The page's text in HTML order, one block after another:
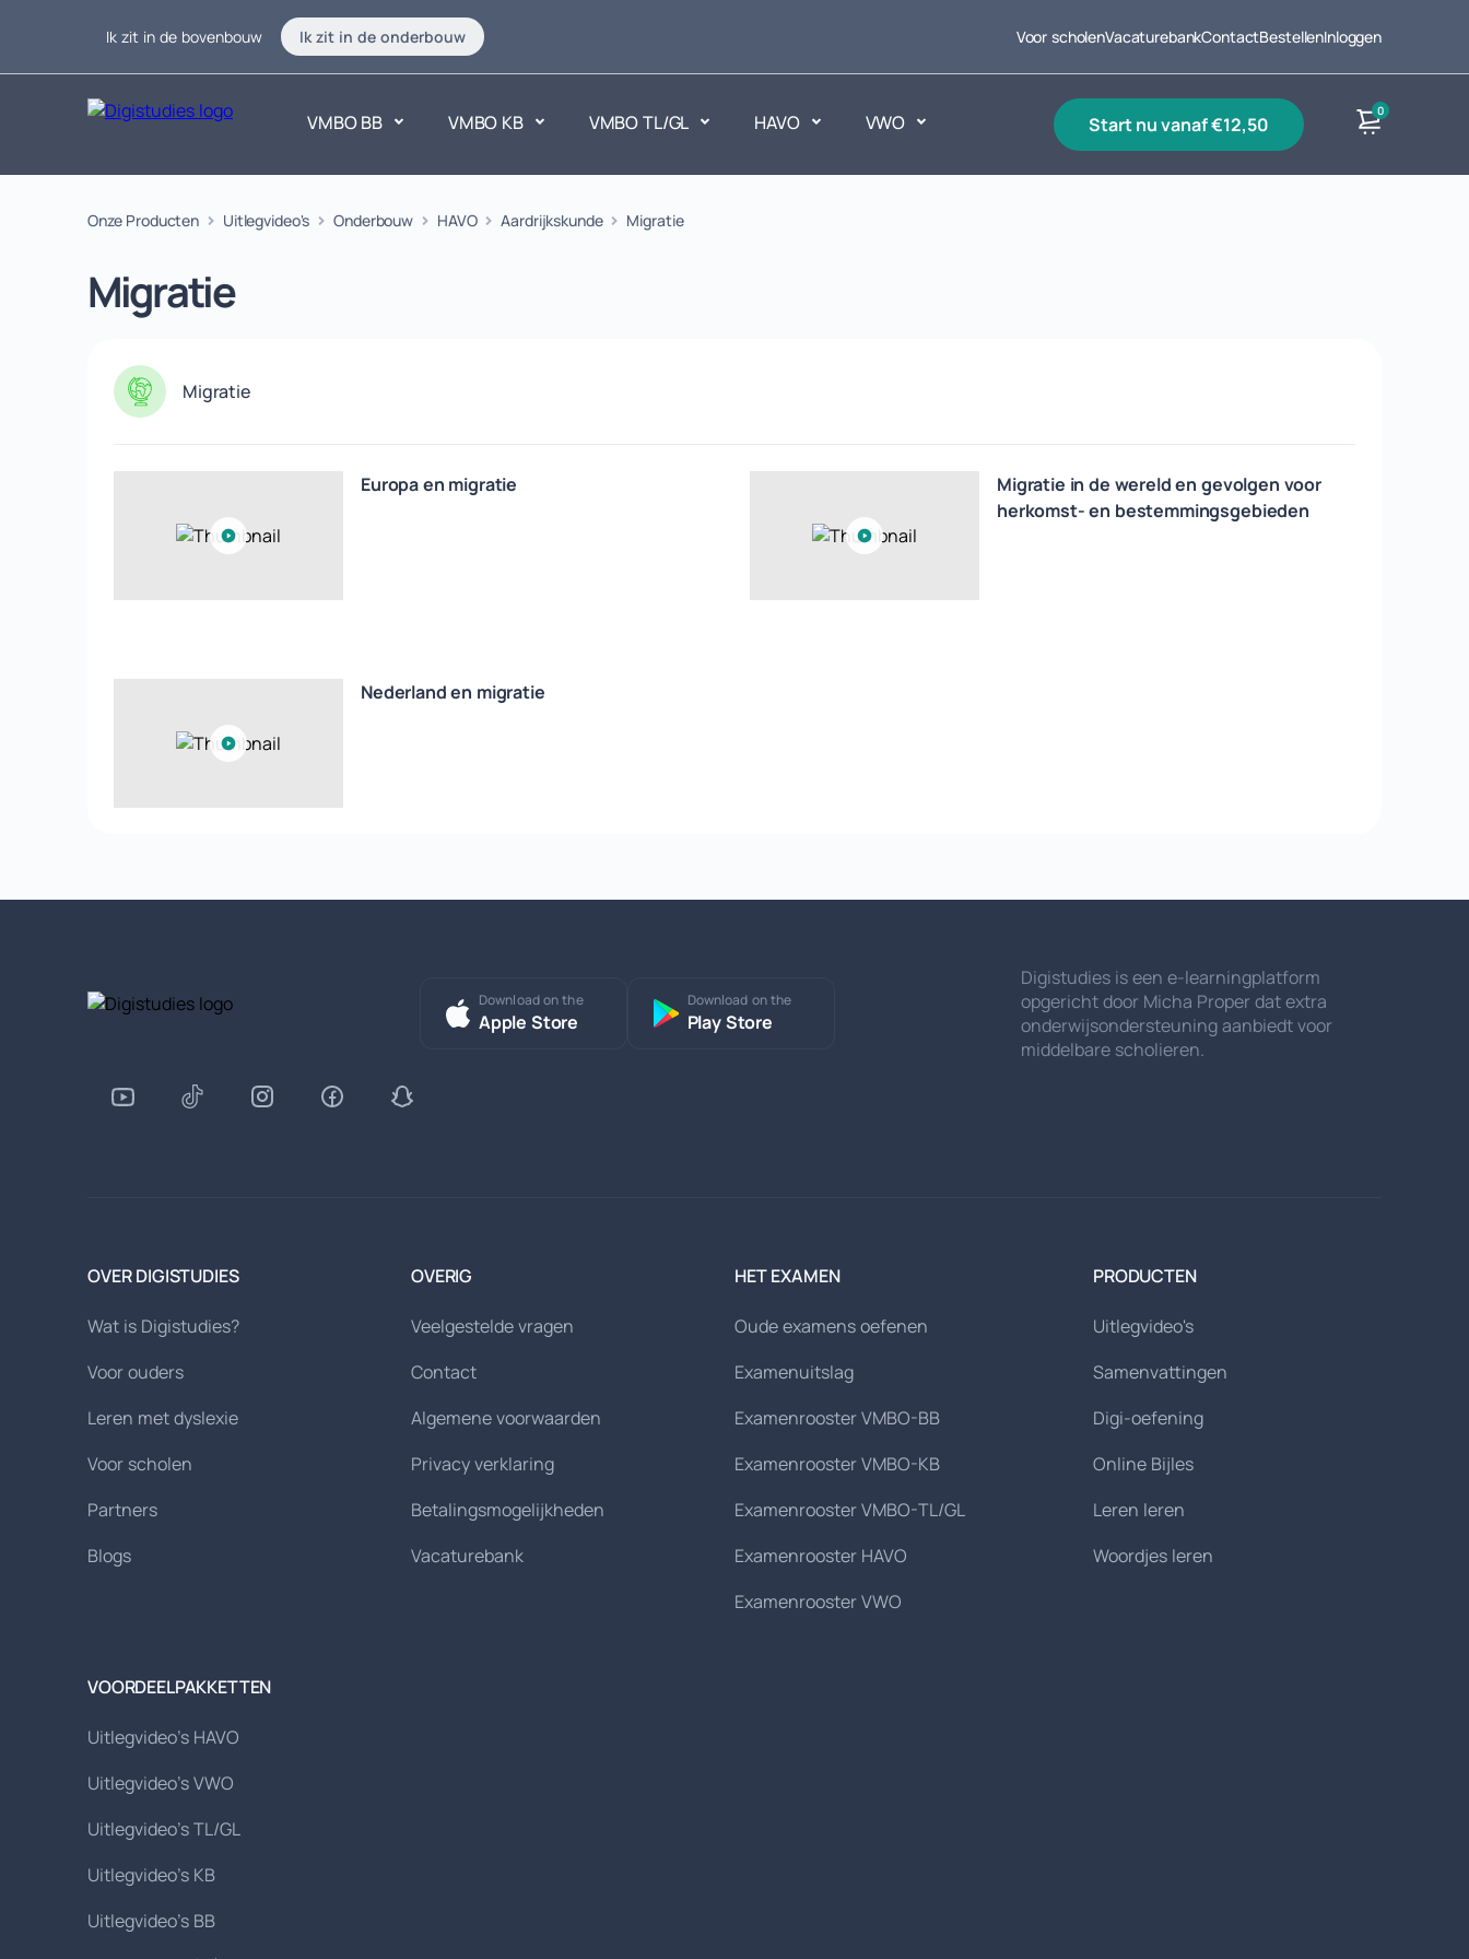
Ik zit in de bovenbouw Ik zit in de onderbouw Voor scholenVacaturebankContactBestellenInloggen
VMBO BB VMBO KB VMBO TL/GL HAVO VWO start nu vanaf €12,50
0
Exacte vakken Taalvakken
Onze Producten Uitlegvideo's Onderbouw HAVO Aardrijkskunde Migratie
Migratie
Migratie
Europa en migratie
Migratie in de wereld en gevolgen voor
herkomst- en bestemmingsgebieden
Nederland en migratie
Download on the
Apple Store
Download on the
Play Store
Digistudies is een e-learningplatform
opgericht door Micha Proper dat extra
onderwijsondersteuning aanbiedt voor
middelbare scholieren.
OVER DIGISTUDIES
Wat is Digistudies?
Voor ouders
Leren met dyslexie
Voor scholen
Partners
Blogs
OVERIG
Veelgestelde vragen
Contact
Algemene voorwaarden
Privacy verklaring
Betalingsmogelijkheden
Vacaturebank
HET EXAMEN
Oude examens oefenen
Examenuitslag
Examenrooster VMBO-BB
Examenrooster VMBO-KB
Examenrooster VMBO-TL/GL
Examenrooster HAVO
Examenrooster VWO
PRODUCTEN
Uitlegvideo's
Samenvattingen
Digi-oefening
Online Bijles
Leren leren
Woordjes leren
VOORDEELPAKKETTEN
Uitlegvideo's HAVO
Uitlegvideo's VWO
Uitlegvideo's TL/GL
Uitlegvideo's KB
Uitlegvideo's BB